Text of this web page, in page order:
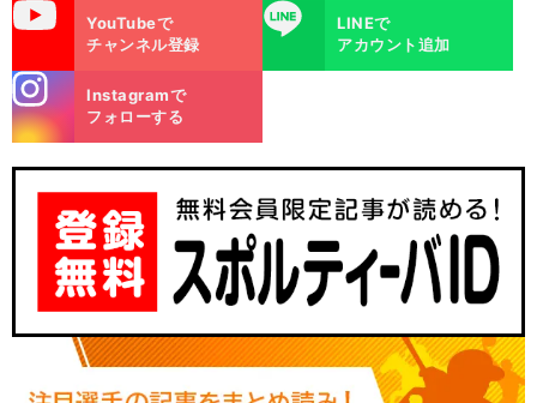
YouTubeで
チャンネル登録
LINE
LINEで
アカウント追加
m
Instagramで
フォローする